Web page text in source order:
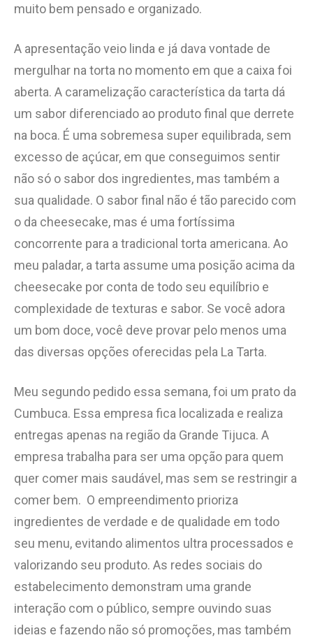
muito bem pensado e organizado.
A apresentação veio linda e já dava vontade de
mergulhar na torta no momento em que a caixa foi
aberta. A caramelização característica da tarta dá
um sabor diferenciado ao produto final que derrete
na boca. É uma sobremesa super equilibrada, sem
excesso de açúcar, em que conseguimos sentir
não só o sabor dos ingredientes, mas também a
sua qualidade. O sabor final não é tão parecido com
o da cheesecake, mas é uma fortíssima
concorrente para a tradicional torta americana. Ao
meu paladar, a tarta assume uma posição acima da
cheesecake por conta de todo seu equilíbrio e
complexidade de texturas e sabor. Se você adora
um bom doce, você deve provar pelo menos uma
das diversas opções oferecidas pela La Tarta.
Meu segundo pedido essa semana, foi um prato da
Cumbuca. Essa empresa fica localizada e realiza
entregas apenas na região da Grande Tijuca. A
empresa trabalha para ser uma opção para quem
quer comer mais saudável, mas sem se restringir a
comer bem. O empreendimento prioriza
ingredientes de verdade e de qualidade em todo
seu menu, evitando alimentos ultra processados e
valorizando seu produto. As redes sociais do
estabelecimento demonstram uma grande
interação com o público, sempre ouvindo suas
ideias e fazendo não só promoções, mas também